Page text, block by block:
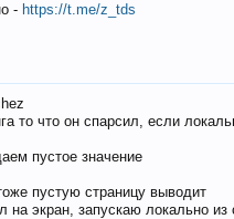
- https://t.me/z_tds
то что он спарсил, если
пустое значение
пустую страницу выводит
на экран, запускаю локально из